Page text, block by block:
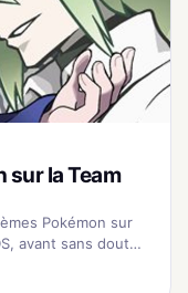
sur la Team
Pokémon sur
avant sans doute
nouveaux